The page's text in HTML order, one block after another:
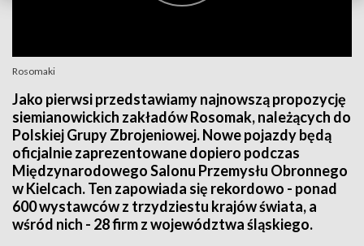
Rosomaki
Jako pierwsi przedstawiamy najnowszą propozycję
siemianowickich zakładów Rosomak, należących do
Polskiej Grupy Zbrojeniowej. Nowe pojazdy będą
oficjalnie zaprezentowane dopiero podczas
Międzynarodowego Salonu Przemysłu Obronnego
w Kielcach. Ten zapowiada się rekordowo - ponad
600 wystawców z trzydziestu krajów świata, a
wśród nich - 28 firm z województwa śląskiego.